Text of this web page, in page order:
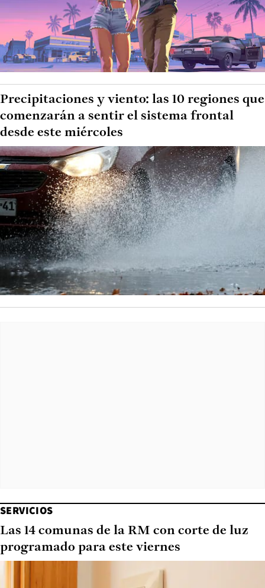
Precipitaciones y viento: las 10 regiones que
comenzarán a sentir el sistema frontal
desde este miércoles
SERVICIOS
Las 14 comunas de la RM con corte de luz
programado para este viernes